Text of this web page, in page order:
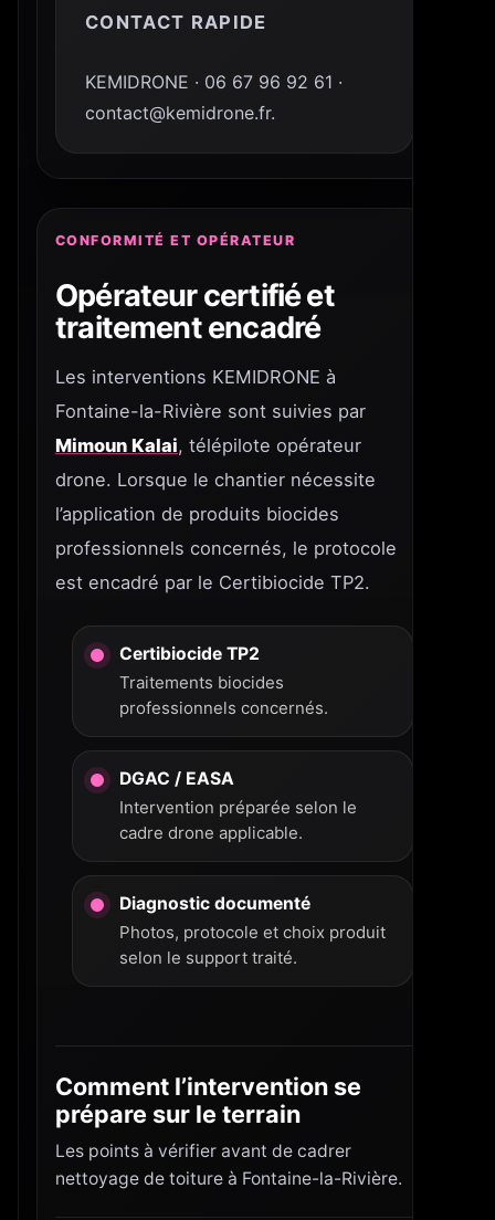
CONTACT RAPIDE
KEMIDRONE · 06 67 96 92 61 ·
contact@kemidrone.fr.
CONFORMITÉ ET OPÉRATEUR
Opérateur certifié et
traitement encadré
Les interventions KEMIDRONE à
Fontaine-la-Rivière sont suivies par
Mimoun Kalai, télépilote opérateur
drone. Lorsque le chantier nécessite
l’application de produits biocides
professionnels concernés, le protocole
est encadré par le Certibiocide TP2.
Certibiocide TP2
Traitements biocides
professionnels concernés.
DGAC / EASA
Intervention préparée selon le
cadre drone applicable.
Diagnostic documenté
Photos, protocole et choix produit
selon le support traité.
Comment l’intervention se
prépare sur le terrain
Les points à vérifier avant de cadrer
nettoyage de toiture à Fontaine-la-Rivière.